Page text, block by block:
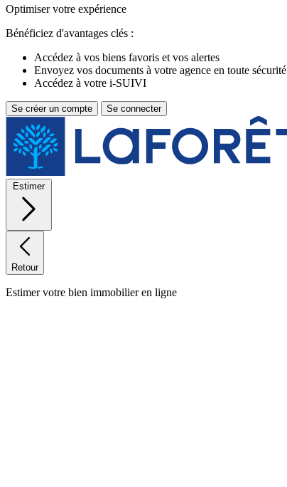
Optimiser votre expérience
Bénéficiez d'avantages clés :
Accédez à vos biens favoris et vos alertes
Envoyez vos documents à votre agence en toute sécurité
Accédez à votre i-SUIVI
Se créer un compte Se connecter
Estimer
Retour
Estimer votre bien immobilier en ligne